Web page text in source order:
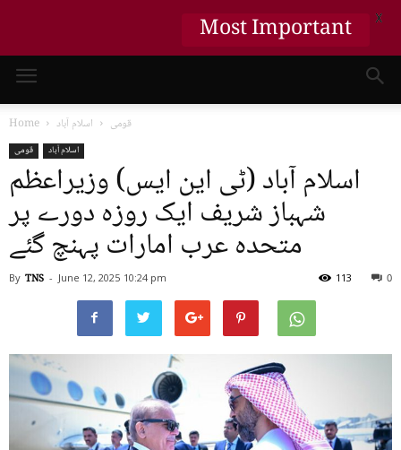
Home قومی اسلام آباد
قومی اسلام آباد
اسلام آباد (ٹی این ایس) وزیراعظم
شہباز شریف ایک روزہ دورے پر
متحدہ عرب امارات پہنچ گئے
By TNS - June 12, 2025 10:24 pm 0
113
Most Important X